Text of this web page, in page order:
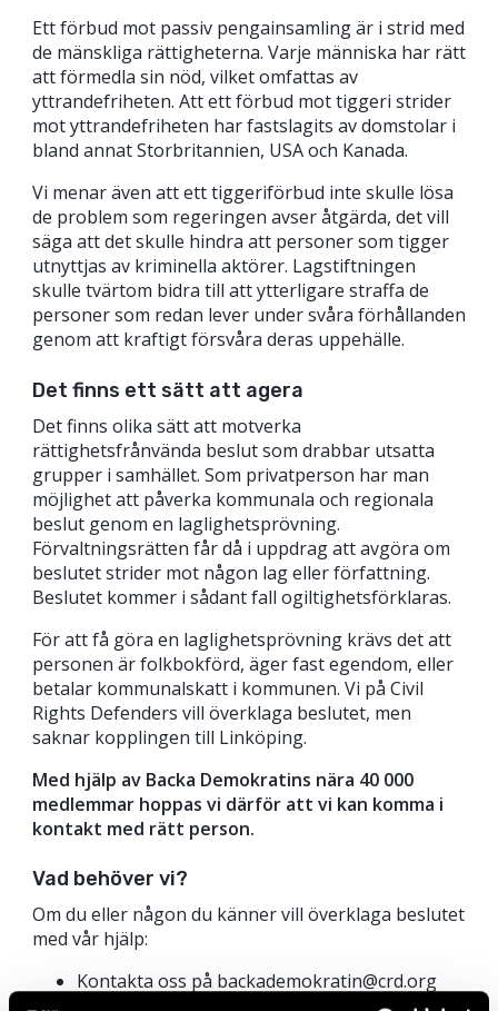
Ett förbud mot passiv pengainsamling är i strid med
de mänskliga rättigheterna. Varje människa har rätt
att förmedla sin nöd, vilket omfattas av
yttrandefriheten. Att ett förbud mot tiggeri strider
mot yttrandefriheten har fastslagits av domstolar i
bland annat Storbritannien, USA och Kanada.
Vi menar även att ett tiggeriförbud inte skulle lösa
de problem som regeringen avser åtgärda, det vill
säga att det skulle hindra att personer som tigger
utnyttjas av kriminella aktörer. Lagstiftningen
skulle tvärtom bidra till att ytterligare straffa de
personer som redan lever under svåra förhållanden
genom att kraftigt försvåra deras uppehälle.
Det finns ett sätt att agera
Det finns olika sätt att motverka
rättighetsfrånvända beslut som drabbar utsatta
grupper i samhället. Som privatperson har man
möjlighet att påverka kommunala och regionala
beslut genom en laglighetsprövning.
Förvaltningsrätten får då i uppdrag att avgöra om
beslutet strider mot någon lag eller författning.
Beslutet kommer i sådant fall ogiltighetsförklaras.
För att få göra en laglighetsprövning krävs det att
personen är folkbokförd, äger fast egendom, eller
betalar kommunalskatt i kommunen. Vi på Civil
Rights Defenders vill överklaga beslutet, men
saknar kopplingen till Linköping.
Med hjälp av Backa Demokratins nära 40 000
medlemmar hoppas vi därför att vi kan komma i
kontakt med rätt person.
Vad behöver vi?
Om du eller någon du känner vill överklaga beslutet
med vår hjälp:
Kontakta oss på backademokratin@crd.org
och beskriv din koppling till Linköping. Berätta